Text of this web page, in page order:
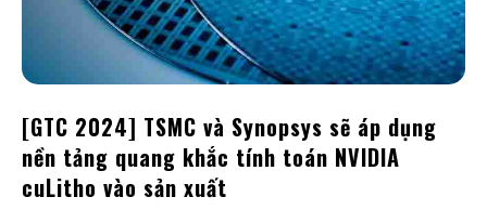
[GTC 2024] TSMC và Synopsys sẽ áp dụng
nền tảng quang khắc tính toán NVIDIA
cuLitho vào sản xuất